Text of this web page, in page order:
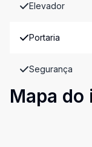
Elevador
Portaria
Segurança
Mapa do